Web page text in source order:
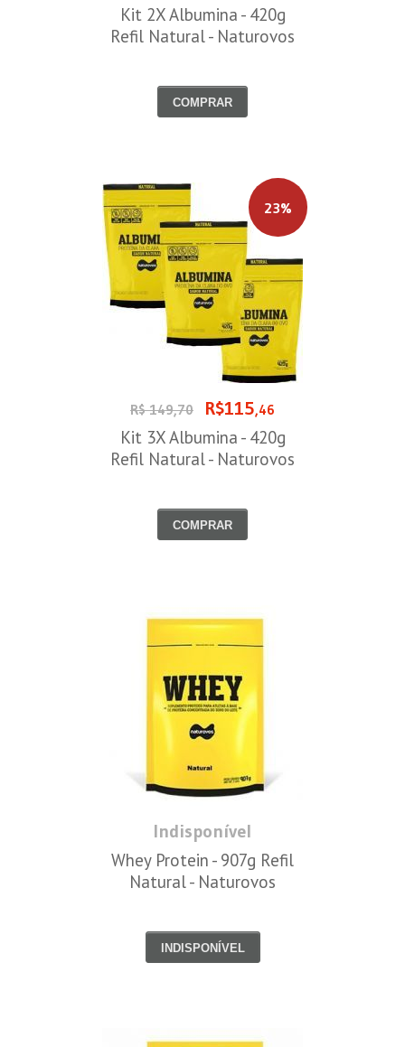
Kit 2X Albumina - 420g
Refil Natural - Naturovos
COMPRAR
23%
R$ 149,70 R$115,46
Kit 3X Albumina - 420g
Refil Natural - Naturovos
COMPRAR
Indisponível
Whey Protein - 907g Refil
Natural - Naturovos
INDISPONÍVEL